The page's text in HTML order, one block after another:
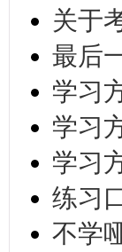
关于
最后
学习
学习
学习
练习
不学